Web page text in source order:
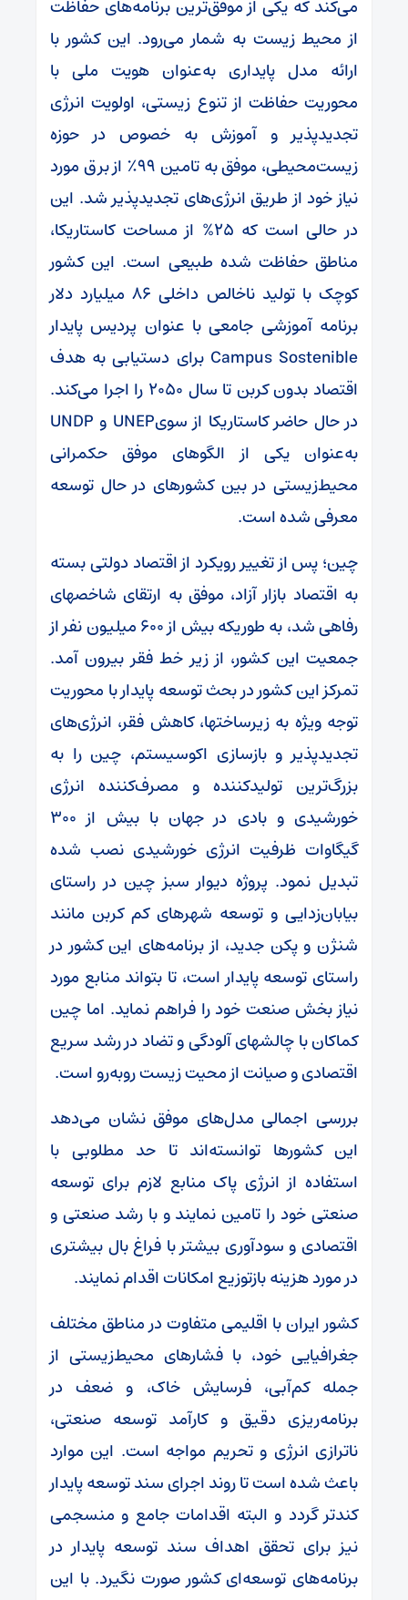
می‌کند که یکی از موفق‌ترین برنامه‌های حفاظت
از محیط زیست به شمار می‌رود. این کشور با
ارائه مدل پایداری به‌عنوان هویت ملی با
محوریت حفاظت از تنوع زیستی‌، اولویت انرژی
تجدیدپذیر و آموزش به خصوص در حوزه
زیست‌محیطی، موفق به تامین ۹۹٪ از برق مورد
نیاز خود از طریق انرژی‌های تجدیدپذیر شد. این
در حالی است که ۲۵% از مساحت کاستاریکا،
مناطق حفاظت شده طبیعی است. این کشور
کوچک با تولید ناخالص داخلی ۸۶ میلیارد دلار
برنامه آموزشی جامعی با عنوان پردیس پایدار
Campus Sostenible برای دستیابی به هدف
اقتصاد بدون کربن تا سال ۲۰۵۰ را اجرا می‌کند.
در حال حاضر کاستاریکا از سویUNEP و UNDP
به‌عنوان یکی از الگوهای موفق حکمرانی
محیط‌زیستی در بین کشورهای در حال توسعه
معرفی شده است.
چین؛ پس از تغییر رویکرد از اقتصاد دولتی بسته
به اقتصاد بازار آزاد، موفق به ارتقای شاخصهای
رفاهی شد، به طوریکه بیش از ۶۰۰ میلیون نفر از
جمعیت این کشور، از زیر خط فقر بیرون آمد.
تمرکز این کشور در بحث توسعه پایدار با محوریت
توجه ویژه به زیرساختها، کاهش فقر، انرژی‌های
تجدیدپذیر و بازسازی اکوسیستم، چین را به
بزرگ‌ترین تولیدکننده و مصرف‌کننده انرژی
خورشیدی و بادی در جهان با بیش از ۳۰۰
گیگاوات ظرفیت انرژی خورشیدی نصب شده
تبدیل نمود. پروژه دیوار سبز چین در راستای
بیابان‌زدایی و توسعه شهرهای کم کربن مانند
شنژن و پکن جدید، از برنامه‌های این کشور در
راستای توسعه پایدار است، تا بتواند منابع مورد
نیاز بخش صنعت خود را فراهم نماید. اما چین
کماکان با چالشهای آلودگی و تضاد در رشد سریع
اقتصادی و صیانت از محیت زیست روبه‌رو است.
بررسی اجمالی مدل‌های موفق نشان می‌دهد
این کشورها توانسته‌اند تا حد مطلوبی با
استفاده از انرژی پاک منابع لازم برای توسعه
صنعتی خود را تامین نمایند و با رشد صنعتی و
اقتصادی و سودآوری بیشتر با فراغ بال بیشتری
در مورد هزینه بازتوزیع امکانات اقدام نمایند.
کشور ایران با اقلیمی متفاوت در مناطق مختلف
جغرافیایی خود، با فشارهای محیط‌زیستی از
جمله کم‌آبی، فرسایش خاک، و ضعف در
برنامه‌ریزی دقیق و کارآمد توسعه صنعتی،
ناترازی انرژی و تحریم مواجه است. این موارد
باعث شده است تا روند اجرای سند توسعه پایدار
کندتر گردد و البته اقدامات جامع و منسجمی
نیز برای تحقق اهداف سند توسعه پایدار در
برنامه‌های توسعه‌ای کشور صورت نگیرد. با این